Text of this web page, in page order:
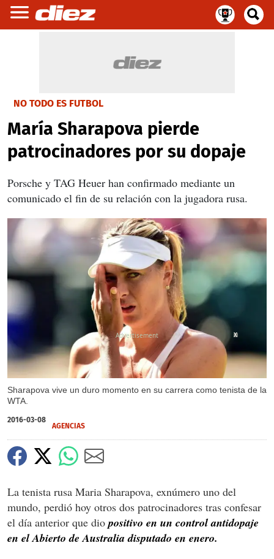
NO TODO ES FUTBOL
María Sharapova pierde
patrocinadores por su dopaje
Porsche y TAG Heuer han confirmado mediante un
comunicado el fin de su relación con la jugadora rusa.
Sharapova vive un duro momento en su carrera como tenista de la
WTA.
X
2016-03-08
AGENCIAS
La tenista rusa Maria Sharapova, exnúmero uno del
mundo, perdió hoy otros dos patrocinadores tras confesar
el día anterior que dio positivo en un control antidopaje
en el Abierto de Australia disputado en enero.